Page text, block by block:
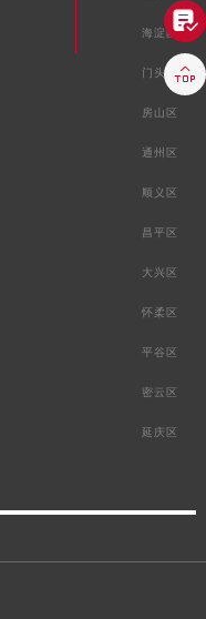
海淀区
门头沟区
房山区
通州区
顺义区
昌平区
大兴区
怀柔区
平谷区
密云区
延庆区

